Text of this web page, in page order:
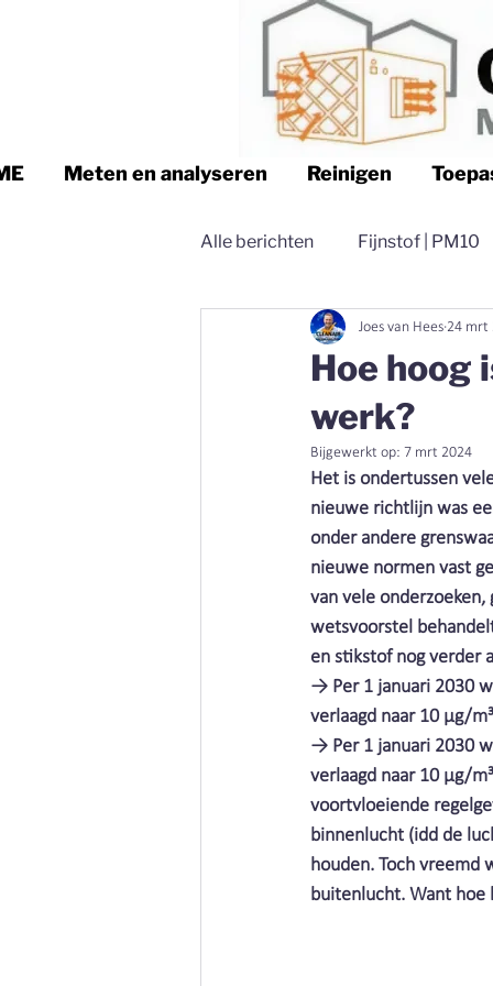
Meten en analyseren Reinigen
Alle berichten Fijnstof | PM10
Logistiek | Clean air Nederland
Magazijn | Clean air Nederland
Vieze producten | Clean air
Metaalbewerking | Clean air
Schimmels | Clean Air
Afval | Clean Air Nederland
Cleaning | Clean Air Nederland
Hoe hoog
werk?
Joes van Hees 24 mrt
Bijgewerkt op: 7 mrt 2024
Het is ondertussen
nieuwe richtlijn was
onder andere
nieuwe normen vast
van vele
wetsvoorstel
en stikstof nog verder
→ Per 1 januari 2030
verlaagd naar 10 μg/
→ Per 1 januari 2030
verlaagd naar 10 μg/
voortvloeiende
binnenlucht (idd de
houden. Toch vreemd
buitenlucht. Want hoe